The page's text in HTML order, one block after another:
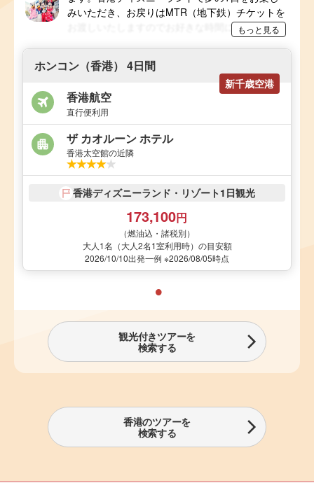
みいただき、お戻りはMTR（地下鉄）チケットを
お渡しいたしますのでお好きな時間にお帰りくだ
さい。ガイドは園内には入場いたしません。Use
Kong Disneyland under its agreement with
CREAIVE CHINA HOLIDAY TOUR LIMITED
もっと見る
ホンコン（香港） 4日間
新千歳空港
香港航空
直行便利用
ザ カオルーン ホテル
香港太空館の近隣
香港ディズニーランド・リゾート1日観光
173,100円
（燃油込・諸税別）
大人1名（大人2名1室利用時）の目安額
2026/10/10出発一例 ※2026/08/05時点
観光付きツアーを
検索する
香港のツアーを
検索する